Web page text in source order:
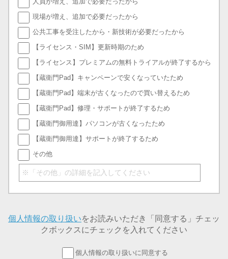
現場が増え、追加で必要だったから
公共工事を受注したから・新技術が必要だったから
【ライセンス・SIM】更新時期のため
【ライセンス】プレミアムの無料トライアルが終了するから
【蔵衛門Pad】キャンペーンで安くなっていたため
【蔵衛門Pad】端末が古くなったので買い替えるため
【蔵衛門Pad】修理・サポートが終了するため
【蔵衛門御用達】パソコンが古くなったため
【蔵衛門御用達】サポートが終了するため
その他
個人情報の取り扱いをお読みいただき「同意する」チェッ
クボックスにチェックを入れてください
個人情報の取り扱いに同意する